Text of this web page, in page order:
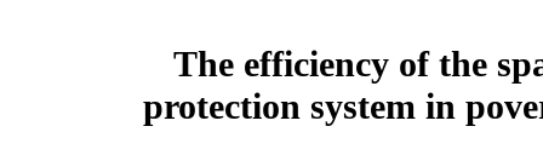
The efficiency of the
protection system in